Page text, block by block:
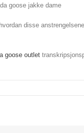
goose jakke dame
disse
goose outlet